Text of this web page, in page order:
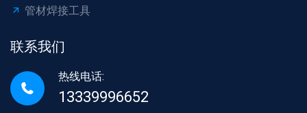
管材焊接工具
联系我们
热线电话:
13339996652